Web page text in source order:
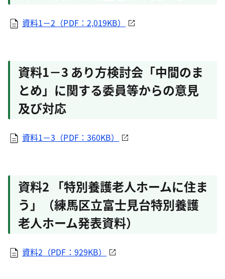
資料1－2（PDF：2,019KB）
資料1－3 あり方検討会「中間のま
とめ」に関する委員等からの意見
及び対応
資料1－3（PDF：360KB）
資料2 「特別養護老人ホームに住ま
う」（練馬区立富士見台特別養護
老人ホーム発表資料）
資料2（PDF：929KB）